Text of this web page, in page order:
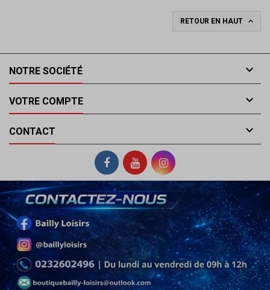
RETOUR EN HAUT 
NOTRE SOCIÉTÉ 
VOTRE COMPTE 
CONTACT 